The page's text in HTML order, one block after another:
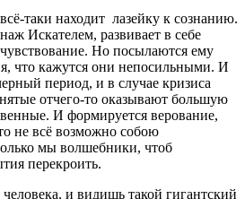
таки находит лазейку к сознанию.
Искателем, развивает в себе
Но посылаются ему
что кажутся они непосильными. И
период, и в случае кризиса
отчего-то оказывают большую
И формируется верование,
не всё возможно собою
мы волшебники, чтоб
перекроить.
и видишь такой гигантский